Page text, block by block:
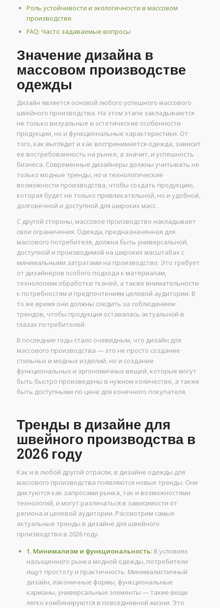
Роль устойчивости и экологичности в массовом
производстве
FAQ: Часто задаваемые вопросы
Значение дизайна в
массовом производстве
одежды
Дизайн является основой любого успешного массового
швейного производства. На этом этапе закладываются
не только визуальные и эстетические особенности
продукции, но и функциональные характеристики. От
того, как выглядит и как воспринимается одежда, зависит
ее востребованность на рынке, а значит, и успешность
бизнеса. Современные дизайнеры должны учитывать не
только модные тренды, но и технологические
возможности производства, чтобы создать продукцию,
которая будет не только привлекательной, но и удобной,
долговечной и доступной для широких масс.
С другой стороны, массовое производство накладывает
свои ограничения. Одежда, предназначенная для
массового потребителя, должна быть универсальной,
доступной и производимой на широких масштабах с
минимальными затратами на производство. Это требует
от дизайнеров особого подхода к материалам,
технологиям обработки тканей, а также внимательности
к потребностям и предпочтениям целевой аудитории. В
то же время они должны следить за соблюдением
трендов, чтобы продукция оставалась актуальной в
глазах потребителей.
В последние годы стало очевидным, что дизайн для
массового производства — это не просто создание
стильных и модных изделий, но и создание
функциональных и эргономичных вещей, которые могут
быть быстро произведены в нужном количестве, а также
быть доступными по цене для конечного покупателя.
Тренды в дизайне для
швейного производства в
2026 году
Как и в любой другой отрасли, в дизайне одежды для
массового производства появляются новые тренды. Они
диктуются как запросами рынка, так и возможностями
технологий, и могут различаться в зависимости от
региона и целевой аудитории. Рассмотрим самые
актуальные тренды в дизайне для швейного
производства в 2026 году.
1. Минимализм и функциональность:В условиях
насыщенного рынка модной одежды, потребители
ищут простоту и практичность. Минималистичный
дизайн, лаконичные формы, функциональные
карманы, универсальные элементы — такие вещи
легко комбинируются в повседневной жизни. Это